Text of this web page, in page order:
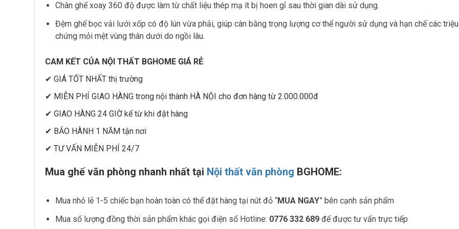
Chân ghế xoay 360 độ được làm từ chất liệu thép mạ ít bị hoen gỉ sau thời gian dài sử dụng.
Đệm ghế bọc vải lưới xốp có độ lún vừa phải, giúp cân bằng trọng lượng cơ thể người sử dụng và hạn chế các triệu
chứng mỏi mệt vùng thân dưới do ngồi lâu.
CAM KẾT CỦA NỘI THẤT BGHOME GIÁ RẺ
✔ GIÁ TỐT NHẤT thị trường
✔ MIỄN PHÍ GIAO HÀNG trong nội thành HÀ NỘI cho đơn hàng từ 2.000.000đ
✔ GIAO HÀNG 24 GIỜ kể từ khi đặt hàng
✔ BẢO HÀNH 1 NĂM tận nơi
✔ TƯ VẤN MIỄN PHÍ 24/7
Mua ghế văn phòng nhanh nhất tại Nội thất văn phòng BGHOME:
Mua nhỏ lẻ 1-5 chiếc bạn hoàn toàn có thể đặt hàng tại nút đỏ “MUA NGAY” bên cạnh sản phẩm
Mua số lượng đồng thời sản phẩm khác gọi điện số Hotline: 0776 332 689 để được tư vấn trực tiếp